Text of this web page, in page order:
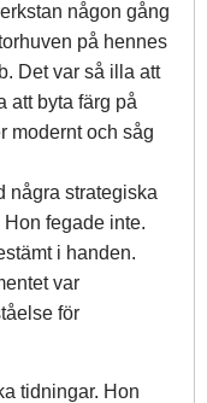
någon gång
på hennes
Det var så illa att
att byta färg på
modernt och såg
några strategiska
fegade inte.
i handen.
var
för
tidningar. Hon